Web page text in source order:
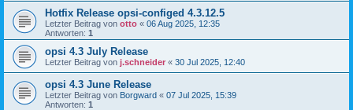
Hotfix Release opsi-configed 4.3.12.5
Letzter Beitrag von otto « 06 Aug 2025, 12:35
Antworten: 1
opsi 4.3 July Release
Letzter Beitrag von j.schneider « 30 Jul 2025, 12:40
opsi 4.3 June Release
Letzter Beitrag von Borgward « 07 Jul 2025, 15:39
Antworten: 1